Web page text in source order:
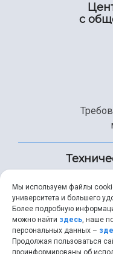
с
+7
Мы используем файлы
университета и большего
Более подробную
можно найти здесь, наше
персональных данных –
Продолжая пользоваться
проинформированы об